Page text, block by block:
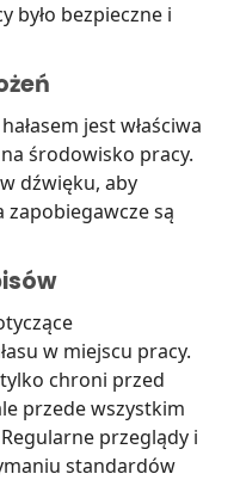
było bezpieczne i
jest właściwa
środowisko pracy.
dźwięku, aby
zapobiegawcze są
w miejscu pracy.
chroni przed
przede wszystkim
przeglądy i
standardów